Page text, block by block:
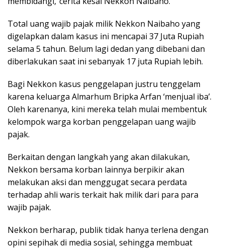
Total uang wajib pajak milik Nekkon Naibaho yang
digelapkan dalam kasus ini mencapai 37 Juta Rupiah
selama 5 tahun. Belum lagi dedan yang dibebani dan
diberlakukan saat ini sebanyak 17 juta Rupiah lebih.
Bagi Nekkon kasus penggelapan justru tenggelam
karena keluarga Almarhum Bripka Arfan ‘menjual iba’.
Oleh karenanya, kini mereka telah mulai membentuk
kelompok warga korban penggelapan uang wajib
pajak.
Berkaitan dengan langkah yang akan dilakukan,
Nekkon bersama korban lainnya berpikir akan
melakukan aksi dan menggugat secara perdata
terhadap ahli waris terkait hak milik dari para para
wajib pajak.
Nekkon berharap, publik tidak hanya terlena dengan
opini sepihak di media sosial, sehingga membuat